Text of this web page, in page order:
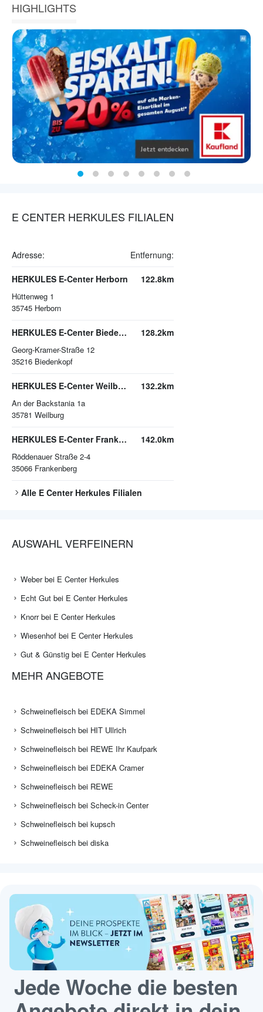
HIGHLIGHTS
E CENTER HERKULES FILIALEN
Adresse: Entfernung:
HERKULES E-Center Herborn
Hüttenweg 1
35745 Herborn
122.8km
HERKULES E-Center Biedenkopf
Georg-Kramer-Straße 12
35216 Biedenkopf
128.2km
HERKULES E-Center Weilburg
An der Backstania 1a
35781 Weilburg
132.2km
HERKULES E-Center Frankenberg
Röddenauer Straße 2-4
35066 Frankenberg
142.0km
Alle E Center Herkules Filialen
AUSWAHL VERFEINERN
Weber bei E Center Herkules
Echt Gut bei E Center Herkules
Knorr bei E Center Herkules
Wiesenhof bei E Center Herkules
Gut & Günstig bei E Center Herkules
MEHR ANGEBOTE
Schweinefleisch bei EDEKA Simmel
Schweinefleisch bei HIT Ullrich
Schweinefleisch bei REWE Ihr Kaufpark
Schweinefleisch bei EDEKA Cramer
Schweinefleisch bei REWE
Schweinefleisch bei Scheck-in Center
Schweinefleisch bei kupsch
Schweinefleisch bei diska
Jede Woche die besten